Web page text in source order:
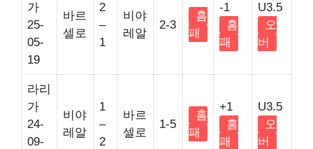
가
25-
05-
19
바르
셀로
2
–
1
비야
레알
2-3
홈
패
-1
홈
패
U3.5
오
버
라리
가
24-
09-
비야
레알
1
–
2
바르
셀로
1-5
홈
패
+1
홈
패
U3.5
오
버